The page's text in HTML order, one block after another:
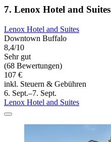
7. Lenox Hotel and Suites
Lenox Hotel and Suites
Downtown Buffalo
8,4/10
Sehr gut
(68 Bewertungen)
107 €
inkl. Steuern & Gebühren
6. Sept.–7. Sept.
Lenox Hotel and Suites